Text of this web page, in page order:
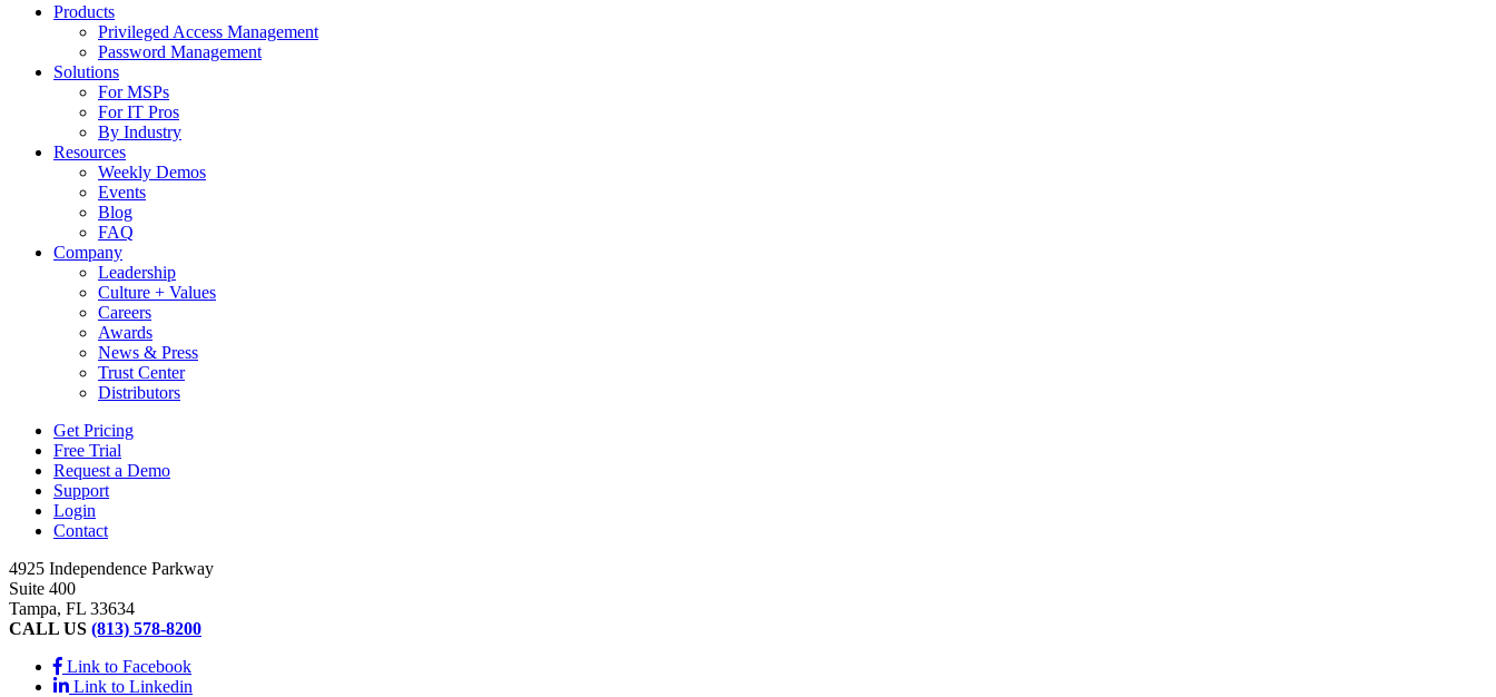
Products
Privileged Access Management
Password Management
Solutions
For MSPs
For IT Pros
By Industry
Resources
Weekly Demos
Events
Blog
FAQ
Company
Leadership
Culture + Values
Careers
Awards
News & Press
Trust Center
Distributors
Get Pricing
Free Trial
Request a Demo
Support
Login
Contact
4925 Independence Parkway
Suite 400
Tampa, FL 33634
CALL US (813) 578-8200
Link to Facebook
Link to Linkedin